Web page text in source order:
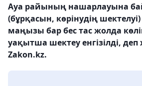
Ауа райының нашарлауына
(бұрқасын, көрінудің
маңызы бар бес тас жолда
уақытша шектеу енгізілді,
Zakon.kz.